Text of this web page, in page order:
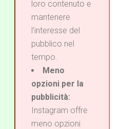
loro contenuto e
mantenere
l’interesse del
pubblico nel
tempo.
Meno
opzioni per la
pubblicità:
Instagram offre
meno opzioni